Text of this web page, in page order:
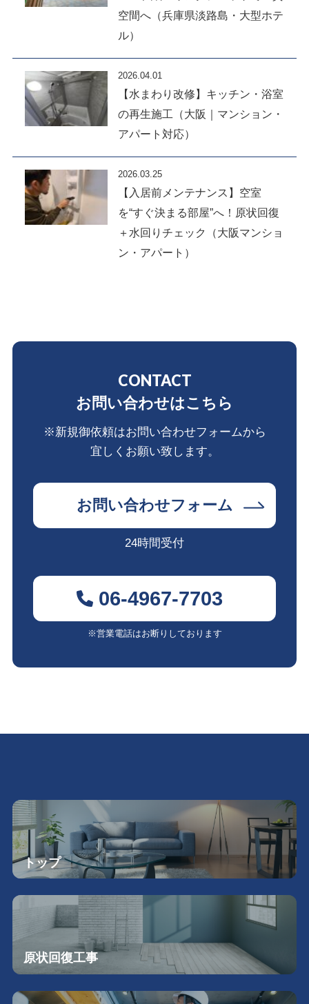
空間へ（兵庫県淡路島・大型ホテ
ル）
2026.04.01
【水まわり改修】キッチン・浴室
の再生施工（大阪｜マンション・
アパート対応）
2026.03.25
【入居前メンテナンス】空室
を“すぐ決まる部屋”へ！原状回復
＋水回りチェック（大阪マンショ
ン・アパート）
CONTACT
お問い合わせはこちら
※新規御依頼はお問い合わせフォームから
宜しくお願い致します。
お問い合わせフォーム
24時間受付
06-4967-7703
※営業電話はお断りしております
トップ
原状回復工事